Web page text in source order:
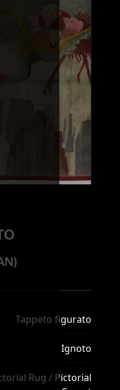
Tappeto figurato
Ignoto
Rug / Pictorial